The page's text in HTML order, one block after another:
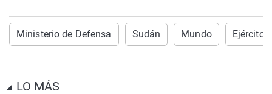
Ministerio de Defensa Sudán Mundo Ejército
LO MÁS